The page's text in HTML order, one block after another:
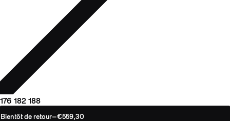
176 182 188
Bientôt de retour—€559,30